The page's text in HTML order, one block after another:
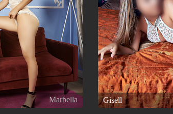
Marbella Gisell